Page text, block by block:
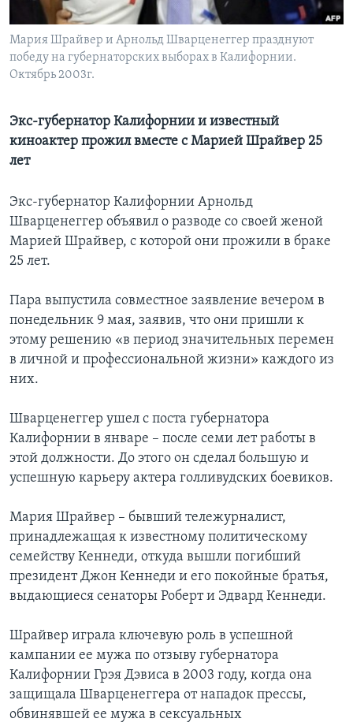
Learning English
СОЦИАЛЬНЫЕ СЕТИ
Языки
Мария Шрайвер и Арнольд Шварценеггер празднуют
победу на губернаторских выборах в Калифорнии.
Октябрь 2003г.
Экс-губернатор Калифорнии и известный
киноактер прожил вместе с Марией Шрайвер 25
лет
Экс-губернатор Калифорнии Арнольд
Шварценеггер объявил о разводе со своей женой
Марией Шрайвер, с которой они прожили в браке
25 лет.
Пара выпустила совместное заявление вечером в
понедельник 9 мая, заявив, что они пришли к
этому решению «в период значительных перемен
в личной и профессиональной жизни» каждого из
них.
Шварценеггер ушел с поста губернатора
Калифорнии в январе – после семи лет работы в
этой должности. До этого он сделал большую и
успешную карьеру актера голливудских боевиков.
Мария Шрайвер – бывший тележурналист,
принадлежащая к известному политическому
семейству Кеннеди, откуда вышли погибший
президент Джон Кеннеди и его покойные братья,
выдающиеся сенаторы Роберт и Эдвард Кеннеди.
Шрайвер играла ключевую роль в успешной
кампании ее мужа по отзыву губернатора
Калифорнии Грэя Дэвиса в 2003 году, когда она
защищала Шварценеггера от нападок прессы,
обвинявшей ее мужа в сексуальных